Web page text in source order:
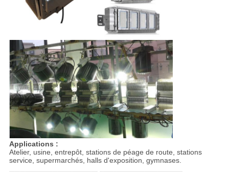
Applications :
Atelier, usine, entrepôt, stations de péage de route, stations
service, supermarchés, halls d'exposition, gymnases.